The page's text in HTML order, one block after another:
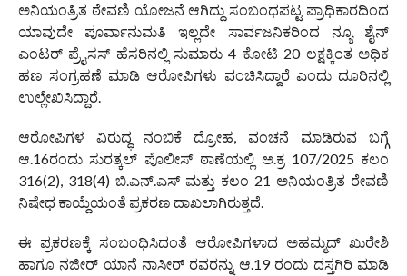
ಅನಿಯಂತ್ರಿತ ಠೇವಣಿ ಯೋಜನೆ ಆಗಿದ್ದು ಸಂಬಂಧಪಟ್ಟ ಪ್ರಾಧಿಕಾರದಿಂದ
ಯಾವುದೇ ಪೂರ್ವಾನುಮತಿ ಇಲ್ಲದೇ ಸಾರ್ವಜನಿಕರಿಂದ ನ್ಯೂ ಶೈನ್
ಎಂಟರ್ ಪ್ರೈಸಸ್ ಹೆಸರಿನಲ್ಲಿ ಸುಮಾರು 4 ಕೋಟಿ 20 ಲಕ್ಷಕ್ಕಿಂತ ಅಧಿಕ
ಹಣ ಸಂಗ್ರಹಣೆ ಮಾಡಿ ಆರೋಪಿಗಳು ವಂಚಿಸಿದ್ದಾರೆ ಎಂದು ದೂರಿನಲ್ಲಿ
ಉಲ್ಲೇಖಿಸಿದ್ದಾರೆ.
ಆರೋಪಿಗಳ ವಿರುದ್ಧ ನಂಬಿಕೆ ದ್ರೋಹ, ವಂಚನೆ ಮಾಡಿರುವ ಬಗ್ಗೆ
ಆ.16ರಂದು ಸುರತ್ಕಲ್ ಪೊಲೀಸ್ ಠಾಣೆಯಲ್ಲಿ ಅ.ಕ್ರ 107/2025 ಕಲಂ
316(2), 318(4) ಬಿ.ಎನ್.ಎಸ್ ಮತ್ತು ಕಲಂ 21 ಅನಿಯಂತ್ರಿತ ಠೇವಣಿ
ನಿಷೇಧ ಕಾಯ್ದೆಯಂತೆ ಪ್ರಕರಣ ದಾಖಲಾಗಿರುತ್ತದೆ.
ಈ ಪ್ರಕರಣಕ್ಕೆ ಸಂಬಂಧಿಸಿದಂತೆ ಆರೋಪಿಗಳಾದ ಅಹಮ್ಮದ್ ಖುರೇಶಿ
ಹಾಗೂ ನಜೀರ್ ಯಾನೆ ನಾಸೀರ್ ರವರನ್ನು ಆ.19 ರಂದು ದಸ್ತಗಿರಿ ಮಾಡಿ